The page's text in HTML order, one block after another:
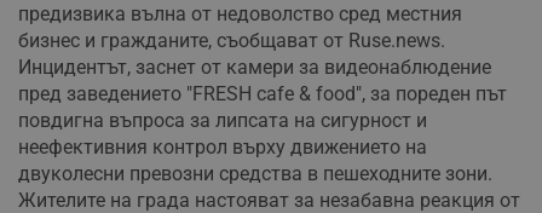
предизвика вълна от недоволство сред местния
бизнес и гражданите, съобщават от Ruse.news.
Инцидентът, заснет от камери за видеонаблюдение
пред заведението "FRESH cafe & food", за пореден път
повдигна въпроса за липсата на сигурност и
неефективния контрол върху движението на
двуколесни превозни средства в пешеходните зони.
Жителите на града настояват за незабавна реакция от